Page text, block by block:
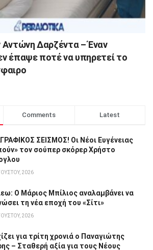
Αντώνη Δαρζέντα – Έναν
έπαψε ποτέ να υπηρετεί το
Comments Latest
ΣΕΙΣΜΟΣ! Οι Νέοι Ευγένειας
τον σούπερ σκόρερ Χρήστο
2026
Ο Μάριος Μπίλιος αναλαμβάνει να
τη νέα εποχή του «Σίτι»
2026
για τρίτη χρονιά ο Παναγιώτης
– Σταθερή αξία για τους Νέους